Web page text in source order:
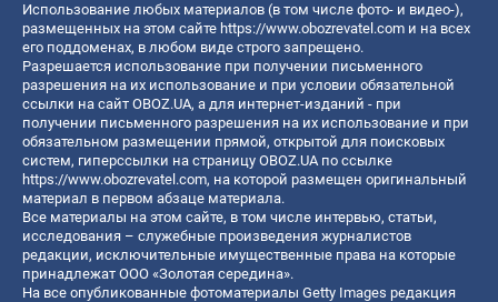
Использование любых материалов (в том числе фото- и видео-),
размещенных на этом сайте https://www.obozrevatel.com и на всех
его поддоменах, в любом виде строго запрещено.
Разрешается использование при получении письменного
разрешения на их использование и при условии обязательной
ссылки на сайт OBOZ.UA, а для интернет-изданий - при
получении письменного разрешения на их использование и при
обязательном размещении прямой, открытой для поисковых
систем, гиперссылки на страницу OBOZ.UA по ссылке
https://www.obozrevatel.com, на которой размещен оригинальный
материал в первом абзаце материала.
Все материалы на этом сайте, в том числе интервью, статьи,
исследования – служебные произведения журналистов
редакции, исключительные имущественные права на которые
принадлежат ООО «Золотая середина».
На все опубликованные фотоматериалы Getty Images редакция